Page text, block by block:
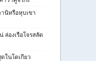
นิหรือหุบเขา
องเรือโจรสลัด
ในโตเกียว